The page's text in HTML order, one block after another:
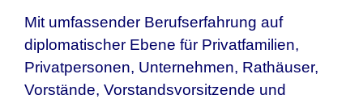
Mit umfassender Berufserfahrung auf
diplomatischer Ebene für Privatfamilien,
Privatpersonen, Unternehmen, Rathäuser,
Vorstände, Vorstandsvorsitzende und